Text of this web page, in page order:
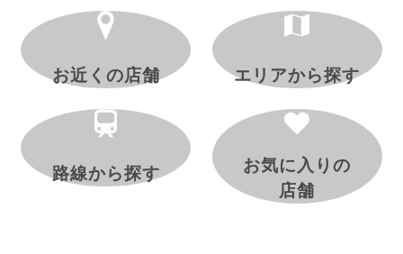
お近くの店舗 エリアから探す
路線から探す
お気に入りの
店舗